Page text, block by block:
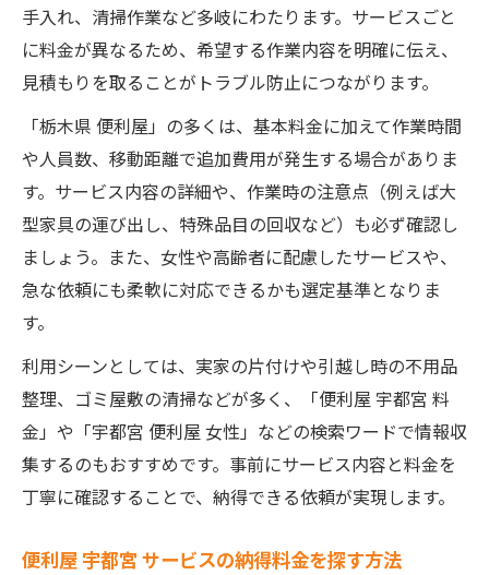
手入れ、清掃作業など多岐にわたります。サービスごと
に料金が異なるため、希望する作業内容を明確に伝え、
見積もりを取ることがトラブル防止につながります。
「栃木県 便利屋」の多くは、基本料金に加えて作業時間
や人員数、移動距離で追加費用が発生する場合がありま
す。サービス内容の詳細や、作業時の注意点（例えば大
型家具の運び出し、特殊品目の回収など）も必ず確認し
ましょう。また、女性や高齢者に配慮したサービスや、
急な依頼にも柔軟に対応できるかも選定基準となりま
す。
利用シーンとしては、実家の片付けや引越し時の不用品
整理、ゴミ屋敷の清掃などが多く、「便利屋 宇都宮 料
金」や「宇都宮 便利屋 女性」などの検索ワードで情報収
集するのもおすすめです。事前にサービス内容と料金を
丁寧に確認することで、納得できる依頼が実現します。
便利屋 宇都宮 サービスの納得料金を探す方法